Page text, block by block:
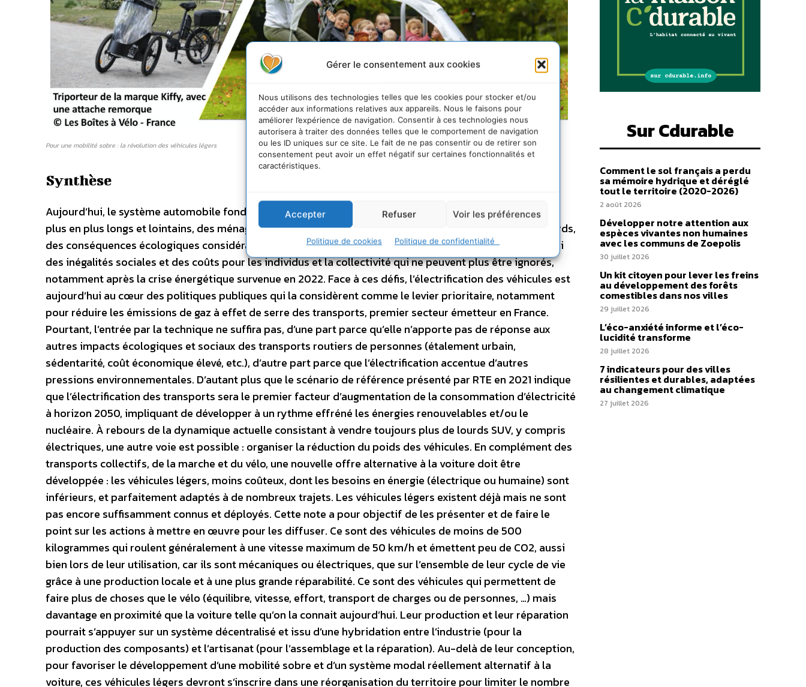
Gérer le consentement aux cookies
Nous utilisons des technologies telles que les cookies pour stocker et/ou
accéder aux informations relatives aux appareils. Nous le faisons pour
améliorer l’expérience de navigation. Consentir à ces technologies nous
autorisera à traiter des données telles que le comportement de navigation
ou les ID uniques sur ce site. Le fait de ne pas consentir ou de retirer son
consentement peut avoir un effet négatif sur certaines fonctionnalités et
caractéristiques.
Accepter Refuser Voir les préférences
Politique de cookies Politique de confidentialité
Pour une mobilité sobre : la révolution des véhicules légers
Synthèse
Aujourd’hui, le système automobile fondé sur la vitesse est devenu insoutenable : des déplacements de
plus en plus longs et lointains, des ménages de plus en plus motorisés, des véhicules de plus en plus lourds,
des conséquences écologiques considérables, des modes de vies vécus comme trop intenses, mais aussi
des inégalités sociales et des coûts pour les individus et la collectivité qui ne peuvent plus être ignorés,
notamment après la crise énergétique survenue en 2022. Face à ces défis, l’électrification des véhicules est
aujourd’hui au cœur des politiques publiques qui la considèrent comme le levier prioritaire, notamment
pour réduire les émissions de gaz à effet de serre des transports, premier secteur émetteur en France.
Pourtant, l’entrée par la technique ne suffira pas, d’une part parce qu’elle n’apporte pas de réponse aux
autres impacts écologiques et sociaux des transports routiers de personnes (étalement urbain,
sédentarité, coût économique élevé, etc.), d’autre part parce que l’électrification accentue d’autres
pressions environnementales. D’autant plus que le scénario de référence présenté par RTE en 2021 indique
que l’électrification des transports sera le premier facteur d’augmentation de la consommation d’électricité
à horizon 2050, impliquant de développer à un rythme effréné les énergies renouvelables et/ou le
nucléaire. À rebours de la dynamique actuelle consistant à vendre toujours plus de lourds SUV, y compris
électriques, une autre voie est possible : organiser la réduction du poids des véhicules. En complément des
transports collectifs, de la marche et du vélo, une nouvelle offre alternative à la voiture doit être
développée : les véhicules légers, moins coûteux, dont les besoins en énergie (électrique ou humaine) sont
inférieurs, et parfaitement adaptés à de nombreux trajets. Les véhicules légers existent déjà mais ne sont
pas encore suffisamment connus et déployés. Cette note a pour objectif de les présenter et de faire le
point sur les actions à mettre en œuvre pour les diffuser. Ce sont des véhicules de moins de 500
kilogrammes qui roulent généralement à une vitesse maximum de 50 km/h et émettent peu de CO2, aussi
bien lors de leur utilisation, car ils sont mécaniques ou électriques, que sur l’ensemble de leur cycle de vie
grâce à une production locale et à une plus grande réparabilité. Ce sont des véhicules qui permettent de
faire plus de choses que le vélo (équilibre, vitesse, effort, transport de charges ou de personnes, …) mais
davantage en proximité que la voiture telle qu’on la connait aujourd’hui. Leur production et leur réparation
pourrait s’appuyer sur un système décentralisé et issu d’une hybridation entre l’industrie (pour la
production des composants) et l’artisanat (pour l’assemblage et la réparation). Au-delà de leur conception,
pour favoriser le développement d’une mobilité sobre et d’un système modal réellement alternatif à la
voiture, ces véhicules légers devront s’inscrire dans une réorganisation du territoire pour limiter le nombre
Sur Cdurable
Comment le sol français a perdu
sa mémoire hydrique et déréglé
tout le territoire (2020-2026)
2 août 2026
Développer notre attention aux
espèces vivantes non humaines
avec les communs de Zoepolis
30 juillet 2026
Un kit citoyen pour lever les freins
au développement des forêts
comestibles dans nos villes
29 juillet 2026
L’éco-anxiété informe et l’éco-
lucidité transforme
28 juillet 2026
7 indicateurs pour des villes
résilientes et durables, adaptées
au changement climatique
27 juillet 2026